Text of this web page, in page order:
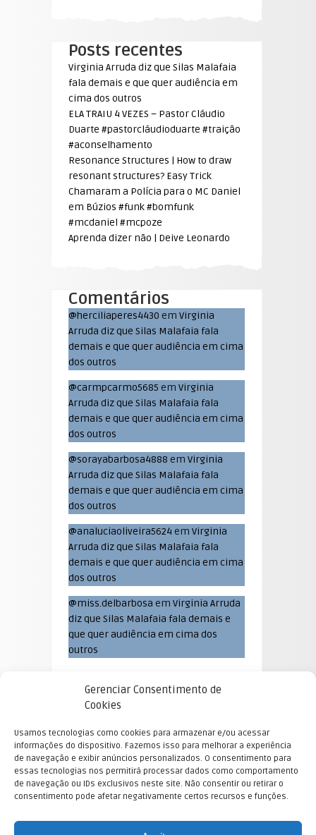
Gerenciar Consentimento de
Cookies
Usamos tecnologias como cookies para armazenar e/ou acessar
informações do dispositivo. Fazemos isso para melhorar a experiência
de navegação e exibir anúncios personalizados. O consentimento para
essas tecnologias nos permitirá processar dados como comportamento
de navegação ou IDs exclusivos neste site. Não consentir ou retirar o
consentimento pode afetar negativamente certos recursos e funções.
Posts recentes
Virginia Arruda diz que Silas Malafaia
fala demais e que quer audiência em
cima dos outros
ELA TRAIU 4 VEZES – Pastor Cláudio
Duarte #pastorcláudioduarte #traição
#aconselhamento
Resonance Structures | How to draw
resonant structures? Easy Trick
Chamaram a Polícia para o MC Daniel
em Búzios #funk #bomfunk
#mcdaniel #mcpoze
Aprenda dizer não | Deive Leonardo
Comentários
@herciliaperes4430 em Virginia
Arruda diz que Silas Malafaia fala
demais e que quer audiência em cima
dos outros
@carmpcarmo5685 em Virginia
Arruda diz que Silas Malafaia fala
demais e que quer audiência em cima
dos outros
@sorayabarbosa4888 em Virginia
Arruda diz que Silas Malafaia fala
demais e que quer audiência em cima
dos outros
@analuciaoliveira5624 em Virginia
Arruda diz que Silas Malafaia fala
demais e que quer audiência em cima
dos outros
@miss.delbarbosa em Virginia Arruda
diz que Silas Malafaia fala demais e
que quer audiência em cima dos
outros